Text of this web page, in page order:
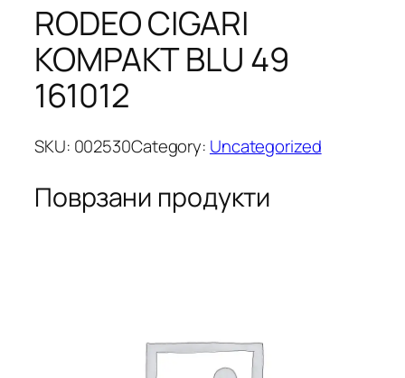
RODEO CIGARI
KOMPAKT BLU 49
161012
SKU: 002530Category: Uncategorized
Поврзани продукти